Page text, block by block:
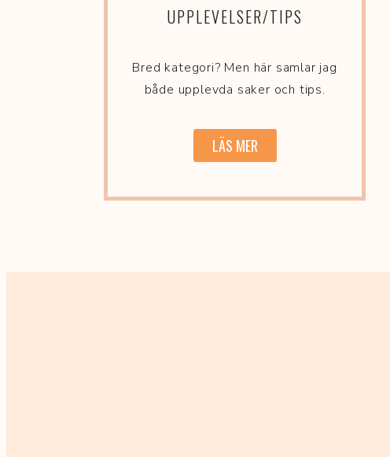
UPPLEVELSER/TIPS
Bred kategori? Men här samlar jag
både upplevda saker och tips.
LÄS MER